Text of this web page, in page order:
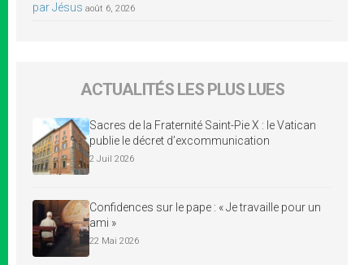
par Jésus août 6, 2026
ACTUALITÉS LES PLUS LUES
Sacres de la Fraternité Saint-Pie X : le Vatican
publie le décret d’excommunication
2 Juil 2026
Confidences sur le pape : « Je travaille pour un
ami »
22 Mai 2026